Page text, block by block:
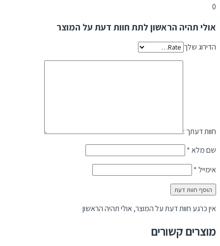
אולי תהיה הראשון לתת חוות דעת על המוצר
הדירוג שלך
חוות דעתך :
שם מלא*
אימייל*
אין כרגע חוות דעת על המוצר, אולי תהיה הראשון
מוצרים קשורים